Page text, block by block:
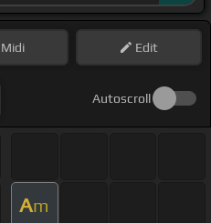
Midi Edit
Autoscroll
Am